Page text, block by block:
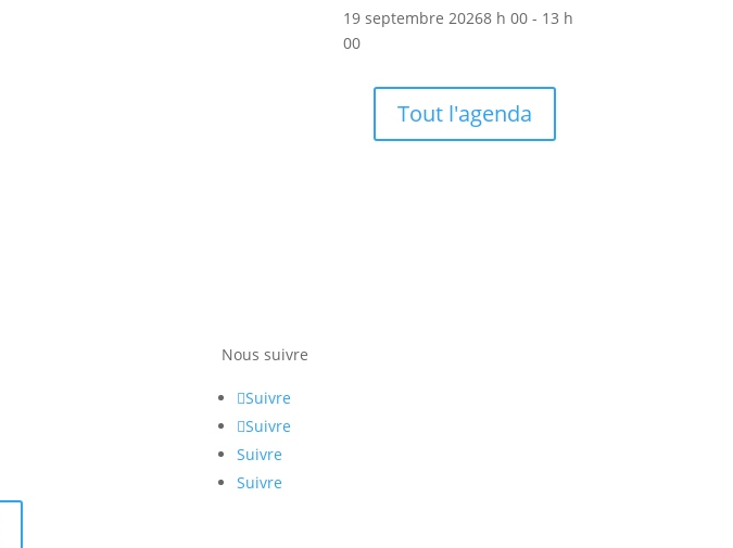
19 septembre 20268 h 00 - 13 h
00
Tout l'agenda
Nous suivre
Suivre
Suivre
Suivre
Suivre